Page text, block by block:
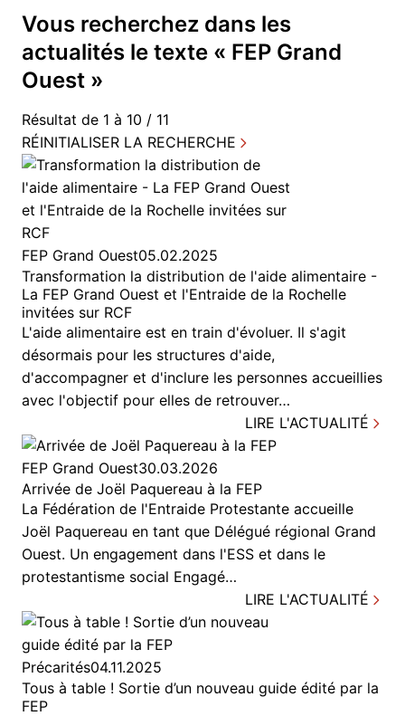
Vous recherchez dans les
actualités le texte « FEP Grand
Ouest »
Résultat de 1 à 10 / 11
RÉINITIALISER LA RECHERCHE
FEP Grand Ouest05.02.2025
Transformation la distribution de l'aide alimentaire -
La FEP Grand Ouest et l'Entraide de la Rochelle
invitées sur RCF
L'aide alimentaire est en train d'évoluer. Il s'agit
désormais pour les structures d'aide,
d'accompagner et d'inclure les personnes accueillies
avec l'objectif pour elles de retrouver…
LIRE L'ACTUALITÉ
FEP Grand Ouest30.03.2026
Arrivée de Joël Paquereau à la FEP
La Fédération de l'Entraide Protestante accueille
Joël Paquereau en tant que Délégué régional Grand
Ouest. Un engagement dans l'ESS et dans le
protestantisme social Engagé…
LIRE L'ACTUALITÉ
Précarités04.11.2025
Tous à table ! Sortie d’un nouveau guide édité par la
FEP